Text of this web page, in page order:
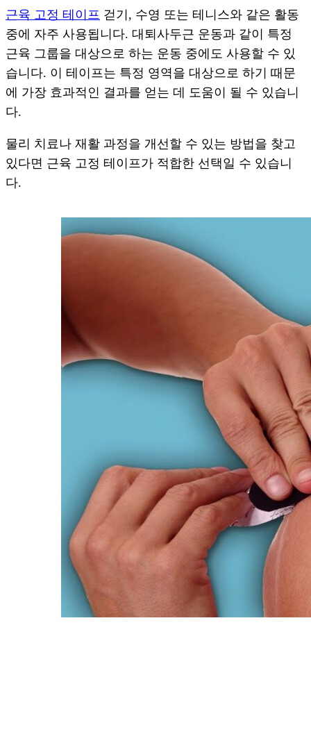
근육 고정 테이프 걷기, 수영 또는 테니스와 같은 활동
중에 자주 사용됩니다. 대퇴사두근 운동과 같이 특정
근육 그룹을 대상으로 하는 운동 중에도 사용할 수 있
습니다. 이 테이프는 특정 영역을 대상으로 하기 때문
에 가장 효과적인 결과를 얻는 데 도움이 될 수 있습니
다.
물리 치료나 재활 과정을 개선할 수 있는 방법을 찾고
있다면 근육 고정 테이프가 적합한 선택일 수 있습니
다.